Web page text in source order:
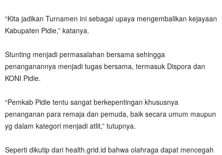
“Kita jadikan Turnamen ini sebagai upaya mengembalikan kejayaan
Kabupaten Pidie,” katanya.
Stunting menjadi permasalahan bersama sehingga
penanganannya menjadi tugas bersama, termasuk Dispora dan
KONI Pidie.
“Pemkab Pidie tentu sangat berkepentingan khususnya
penanganan para remaja dan pemuda, baik secara umum maupun
yg dalam kategori menjadi atlit,” tutupnya.
Seperti dikutip dari health.grid.id bahwa olahraga dapat mencegah